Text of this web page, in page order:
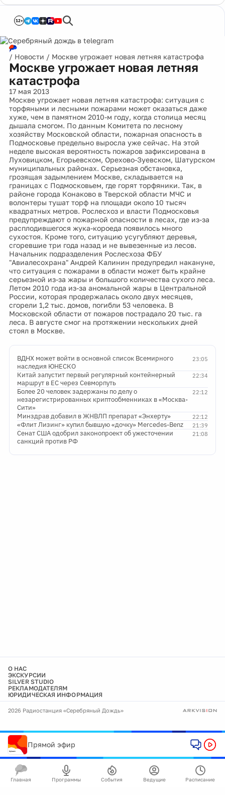
12+
/ Новости / Москве угрожает новая летняя катастрофа
Москве угрожает новая летняя
катастрофа
17 мая 2013
Москве угрожает новая летняя катастрофа: ситуация с
торфяными и лесными пожарами может оказаться даже
хуже, чем в памятном 2010-м году, когда столица месяц
дышала смогом. По данным Комитета по лесному
хозяйству Московской области, пожарная опасность в
Подмосковье предельно выросла уже сейчас. На этой
неделе высокая вероятность пожаров зафиксирована в
Луховицком, Егорьевском, Орехово-Зуевском, Шатурском
муниципальных районах. Серьезная обстановка,
грозящая задымлением Москве, складывается на
границах с Подмосковьем, где горят торфяники. Так, в
районе города Конаково в Тверской области МЧС и
волонтеры тушат торф на площади около 10 тысяч
квадратных метров. Рослесхоз и власти Подмосковья
предупреждают о пожарной опасности в лесах, где из-за
расплодившегося жука-короеда появилось много
сухостоя. Кроме того, ситуацию усугубляют деревья,
сгоревшие три года назад и не вывезенные из лесов.
Начальник подразделения Рослесхоза ФБУ
"Авиалесохрана" Андрей Калинин предупредил накануне,
что ситуация с пожарами в области может быть крайне
серьезной из-за жары и большого количества сухого леса.
Летом 2010 года из-за аномальной жары в Центральной
России, которая продержалась около двух месяцев,
сгорели 1,2 тыс. домов, погибли 53 человека. В
Московской области от пожаров пострадало 20 тыс. га
леса. В августе смог на протяжении нескольких дней
стоял в Москве.
23:05
ВДНХ может войти в основной список Всемирного
наследия ЮНЕСКО
22:34
Китай запустит первый регулярный контейнерный
маршрут в ЕС через Севморпуть
22:12
Более 20 человек задержаны по делу о
незарегистрированных криптообменниках в «Москва-
Сити»
22:12
Минздрав добавил в ЖНВЛП препарат «Энхерту»
21:39
«Флит Лизинг» купил бывшую «дочку» Mercedes-Benz
21:08
Сенат США одобрил законопроект об ужесточении
санкций против РФ
О НАС
ЭКСКУРСИИ
SILVER STUDIO
РЕКЛАМОДАТЕЛЯМ
ЮРИДИЧЕСКАЯ ИНФОРМАЦИЯ
2026 Радиостанция «Серебряный Дождь»
Прямой эфир
Главная Программы События Ведущие Расписание